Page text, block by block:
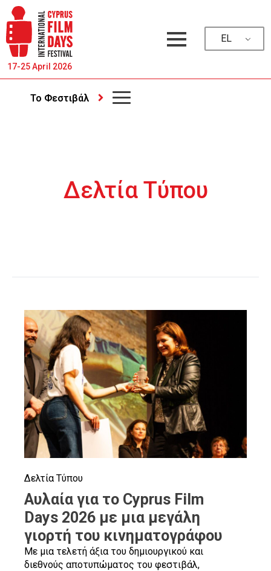
17-25 April 2026
EL
Το Φεστιβάλ
Δελτία Τύπου
Δελτία Τύπου
Αυλαία για το Cyprus Film
Days 2026 με μια μεγάλη
γιορτή του κινηματογράφου
Με μια τελετή άξια του δημιουργικού και
διεθνούς αποτυπώματος του φεστιβάλ,